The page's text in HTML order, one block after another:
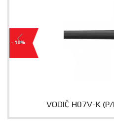
- 10%
VODIČ H07V-K